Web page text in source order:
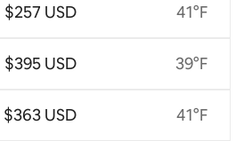
$257 USD
$395 USD
$363 USD
41°F
39°F
41°F